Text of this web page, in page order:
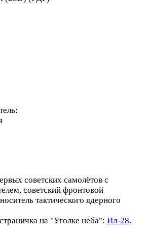
советских самолётов с
советский фронтовой
тактического ядерного
на "Уголке неба": Ил-28.